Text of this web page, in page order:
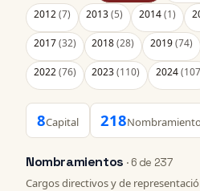
2012(7) 2013(5) 2014(1)
2017(32) 2018(28) 2019(74)
2022(76) 2023(110) 2024
8Capital 218
Nombramientos · 6 de 237
Cargos directivos y de